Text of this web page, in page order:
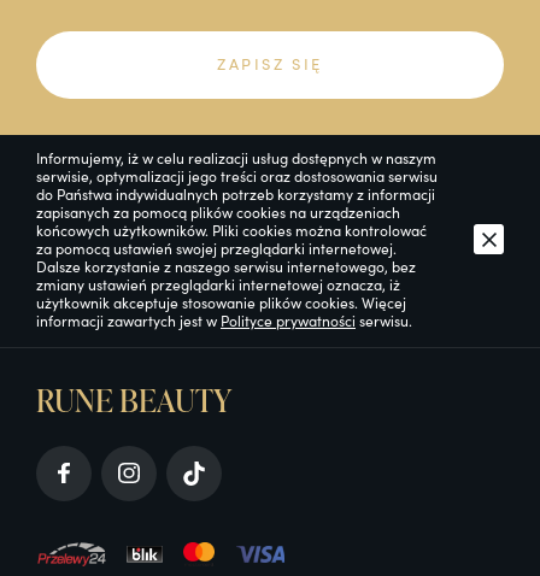
ZAPISZ SIĘ
Informujemy, iż w celu realizacji usług dostępnych w naszym
serwisie, optymalizacji jego treści oraz dostosowania serwisu
do Państwa indywidualnych potrzeb korzystamy z informacji
zapisanych za pomocą plików cookies na urządzeniach
końcowych użytkowników. Pliki cookies można kontrolować
za pomocą ustawień swojej przeglądarki internetowej.
Dalsze korzystanie z naszego serwisu internetowego, bez
zmiany ustawień przeglądarki internetowej oznacza, iż
użytkownik akceptuje stosowanie plików cookies. Więcej
informacji zawartych jest w Polityce prywatności serwisu.
RUNE BEAUTY